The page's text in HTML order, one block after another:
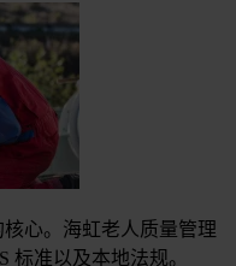
心。海虹老人质量管理
标准以及本地法规。